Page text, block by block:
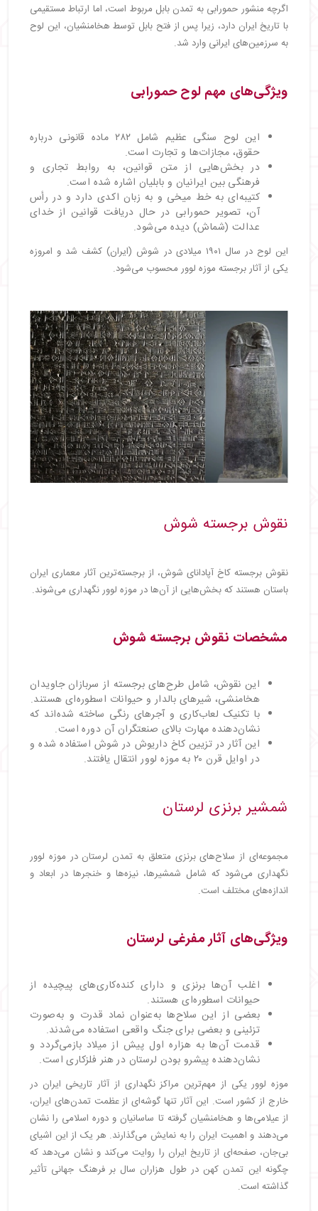
اگرچه منشور حمورابی به تمدن بابل مربوط است، اما ارتباط مستقیمی
با تاریخ ایران دارد، زیرا پس از فتح بابل توسط هخامنشیان، این لوح
به سرزمین‌های ایرانی وارد شد.
ویژگی‌های مهم لوح حمورابی
این لوح سنگی عظیم شامل ۲۸۲ ماده قانونی درباره
حقوق، مجازات‌ها و تجارت است.
در بخش‌هایی از متن قوانین، به روابط تجاری و
فرهنگی بین ایرانیان و بابلیان اشاره شده است.
کتیبه‌ای به خط میخی و به زبان اکدی دارد و در رأس
آن، تصویر حمورابی در حال دریافت قوانین از خدای
عدالت (شماش) دیده می‌شود.
این لوح در سال ۱۹۰۱ میلادی در شوش (ایران) کشف شد و امروزه
یکی از آثار برجسته موزه لوور محسوب می‌شود.
نقوش برجسته شوش
نقوش برجسته کاخ آپادانای شوش، از برجسته‌ترین آثار معماری ایران
باستان هستند که بخش‌هایی از آن‌ها در موزه لوور نگهداری می‌شوند.
مشخصات نقوش برجسته شوش
این نقوش، شامل طرح‌های برجسته از سربازان جاویدان
هخامنشی، شیرهای بالدار و حیوانات اسطوره‌ای هستند.
با تکنیک لعاب‌کاری و آجرهای رنگی ساخته شده‌اند که
نشان‌دهنده مهارت بالای صنعتگران آن دوره است.
این آثار در تزیین کاخ داریوش در شوش استفاده شده و
در اوایل قرن ۲۰ به موزه لوور انتقال یافتند.
شمشیر برنزی لرستان
مجموعه‌ای از سلاح‌های برنزی متعلق به تمدن لرستان در موزه لوور
نگهداری می‌شود که شامل شمشیرها، نیزه‌ها و خنجرها در ابعاد و
اندازه‌های مختلف است.
ویژگی‌های آثار مفرغی لرستان
اغلب آن‌ها برنزی و دارای کنده‌کاری‌های پیچیده از
حیوانات اسطوره‌ای هستند.
بعضی از این سلاح‌ها به‌عنوان نماد قدرت و به‌صورت
تزئینی و بعضی برای جنگ واقعی استفاده می‌شدند.
قدمت آن‌ها به هزاره اول پیش از میلاد بازمی‌گردد و
نشان‌دهنده پیشرو بودن لرستان در هنر فلزکاری است.
موزه لوور یکی از مهم‌ترین مراکز نگهداری از آثار تاریخی ایران در
خارج از کشور است. این آثار تنها گوشه‌ای از عظمت تمدن‌های ایران،
از عیلامی‌ها و هخامنشیان گرفته تا ساسانیان و دوره اسلامی را نشان
می‌دهند و اهمیت ایران را به نمایش می‌گذارند. هر یک از این اشیای
بی‌جان، صفحه‌ای از تاریخ ایران را روایت می‌کند و نشان می‌دهد که
چگونه این تمدن کهن در طول هزاران سال بر فرهنگ جهانی تأثیر
گذاشته است.